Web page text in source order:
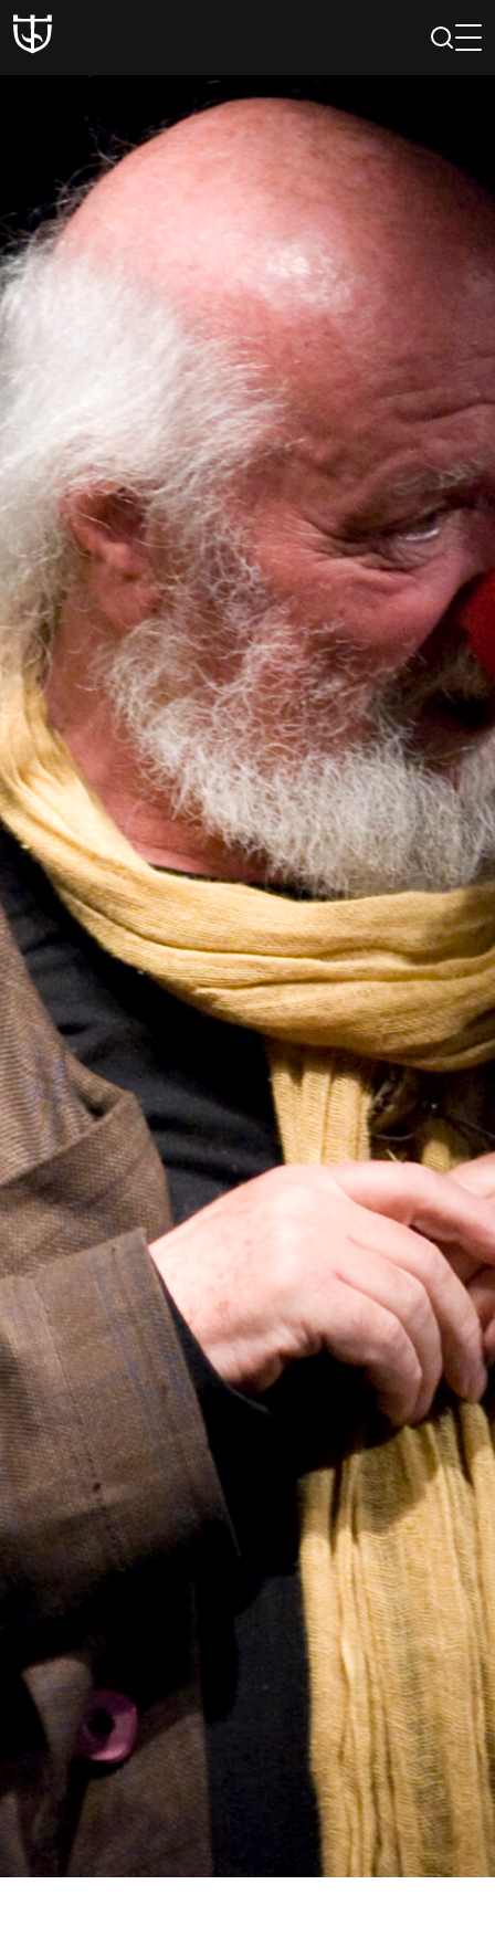
PAIEŠKA
PROFILIS
KREPŠELIS
ISTORIJA
KŪRĖJAI
REPERTUARAS
FESTIVALIS „THEATRIUM”
EDUKACIJA IR PARODOS
KULTŪROS PASAS
VIRTUALUS TURAS
Žiūrovams
DOVANŲ KUPONAS
BILIETAI IR NUOLAIDOS
INFORMACIJA ASMENIMS SU NEGALIA
KAVINĖ „DRAMA-CHA-CHA”
ATRIBUTIKA
NAUJIENOS
VAIKŲ TEATRO STUDIJA
Kontaktai
KONTAKTAI
PARTNERIAI
TEATRO KASA
KARJERA IR SAVANORYSTĖ
PRISIJUNGTI - + =